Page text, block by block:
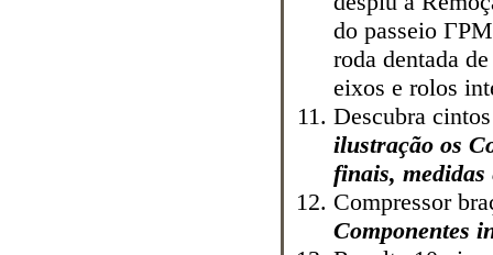
do passeio ГРМ
roda dentada
eixos e rolos
Descubra
ilustração os
finais,
Compressor
Componentes